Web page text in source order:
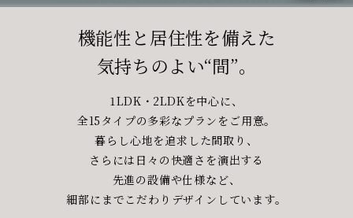
機能性と居住性を備えた
気持ちのよい“間”。
1LDK・2LDKを中心に、
全15タイプの多彩なプランをご用意。
暮らし心地を追求した間取り、
さらには日々の快適さを演出する
先進の設備や仕様など、
細部にまでこだわりデザインしています。